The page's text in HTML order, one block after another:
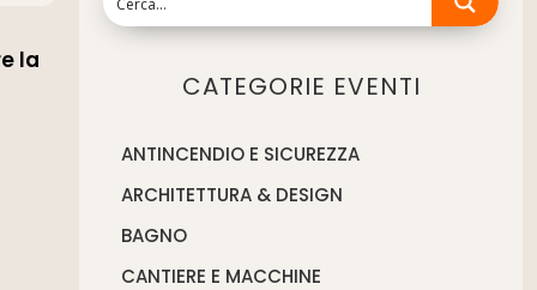
la
CATEGORIE EVENTI
ANTINCENDIO E SICUREZZA
ARCHITETTURA & DESIGN
BAGNO
CANTIERE E MACCHINE